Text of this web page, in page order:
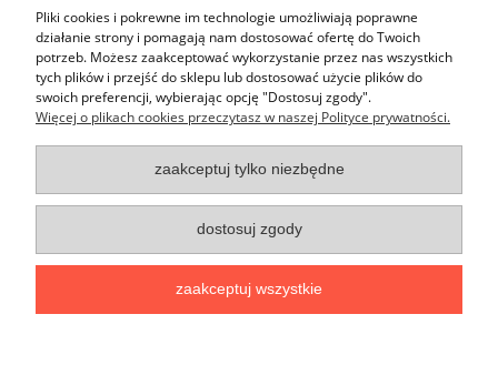
Pomoc
Moje konto
Płatności i dostawa
Informacje
O nas
| ul. Krakowska 57 | 32-064 Brzezinka | tel:
60 30,609 815 006,887 806 800| e-mail:kontakt@krakfach.pl|
Pliki cookies i pokrewne im technologie umożliwiają poprawne
działanie strony i pomagają nam dostosować ofertę do Twoich
potrzeb. Możesz zaakceptować wykorzystanie przez nas wszystkich
tych plików i przejść do sklepu lub dostosować użycie plików do
swoich preferencji, wybierając opcję "Dostosuj zgody".
Więcej o plikach cookies przeczytasz w naszej Polityce prywatności.
zaakceptuj tylko niezbędne
dostosuj zgody
zaakceptuj wszystkie